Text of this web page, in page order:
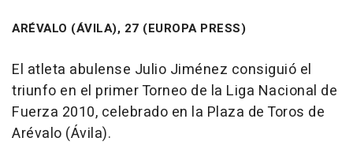
ARÉVALO (ÁVILA), 27 (EUROPA PRESS)
El atleta abulense Julio Jiménez consiguió el
triunfo en el primer Torneo de la Liga Nacional de
Fuerza 2010, celebrado en la Plaza de Toros de
Arévalo (Ávila).